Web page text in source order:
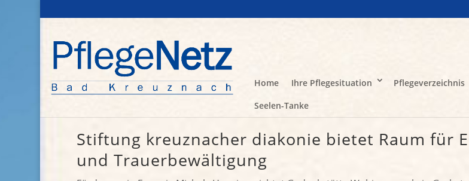
Home Ihre Pflegesituation Pflegeverzeichnis
Seelen-Tanke
Stiftung kreuznacher diakonie bietet Raum für
und Trauerbewältigung